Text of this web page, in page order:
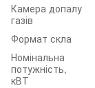
Камера допалу
газів
Формат скла
Номінальна
потужність,
кВТ